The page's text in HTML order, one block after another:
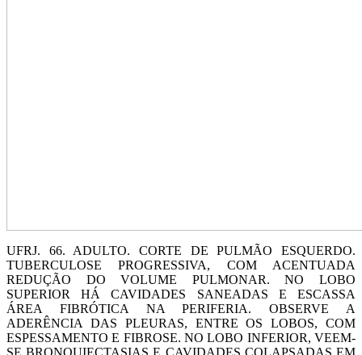
UFRJ. 66. ADULTO. CORTE DE PULMÃO ESQUERDO.
TUBERCULOSE PROGRESSIVA, COM ACENTUADA
REDUÇÃO DO VOLUME PULMONAR. NO LOBO
SUPERIOR HÁ CAVIDADES SANEADAS E ESCASSA
ÁREA FIBRÓTICA NA PERIFERIA. OBSERVE A
ADERÊNCIA DAS PLEURAS, ENTRE OS LOBOS, COM
ESPESSAMENTO E FIBROSE. NO LOBO INFERIOR, VEEM-
SE BRONQUIECTASIAS E CAVIDADES COLAPSADAS EM